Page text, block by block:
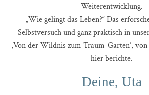
Weiterentwicklung.
„Wie gelingt das Leben?“ Das
Selbstversuch und ganz praktisch in
‚Von der Wildnis zum Traum-Garten‘,
hier berichte.
Deine, Uta